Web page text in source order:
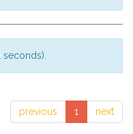
seconds).
previous 1 next